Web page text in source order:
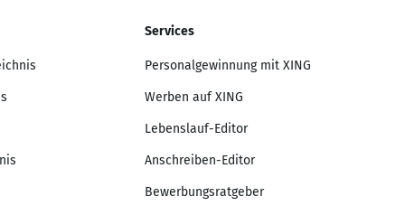
Services
Personalgewinnung mit XING
Werben auf XING
Lebenslauf-Editor
Anschreiben-Editor
Bewerbungsratgeber